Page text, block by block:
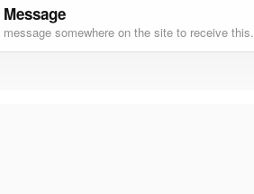
message somewhere on the site to receive this.